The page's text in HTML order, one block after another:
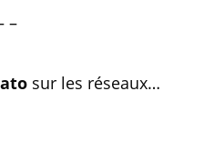
–
sur les réseaux…